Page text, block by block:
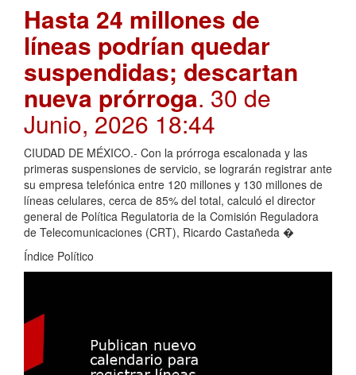
Hasta 24 millones de
líneas podrían quedar
suspendidas; descartan
nueva prórroga. 30 de
Junio, 2026 18:44
CIUDAD DE MÉXICO.- Con la prórroga escalonada y las
primeras suspensiones de servicio, se lograrán registrar ante
su empresa telefónica entre 120 millones y 130 millones de
líneas celulares, cerca de 85% del total, calculó el director
general de Política Regulatoria de la Comisión Reguladora
de Telecomunicaciones (CRT), Ricardo Castañeda �
Índice Político